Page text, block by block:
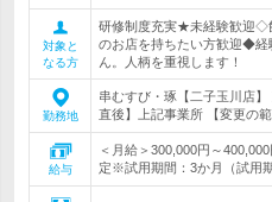
対象と
なる方
研修制度充実★未経験歓迎◇
のお店を持ちたい方歓迎◆経
ん。人柄を重視します！
勤務地
串むすび・琢【二子玉川店
直後】上記事業所 【変更の
給与
＜月給＞300,000円～
定※試用期間：3か月（試用